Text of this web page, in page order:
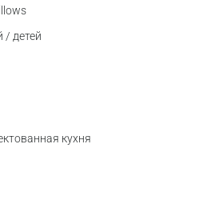
/ детей
кухня